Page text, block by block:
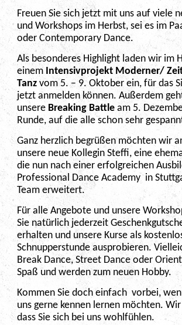
Freuen Sie sich jetzt mit uns auf viele
und Workshops im Herbst, sei es im
oder Contemporary Dance.
Als besonderes Highlight laden wir im
einem Intensivprojekt Moderner/ Z
Tanz vom 5. – 9. Oktober ein, für das
jetzt anmelden können. Außerdem
unsere Breaking Battle am 5.
Runde, auf die alle schon sehr
Ganz herzlich begrüßen möchten wir
unsere neue Kollegin Steffi, eine
die nun nach einer erfolgreichen
Professional Dance Academy in
Team erweitert.
Für alle Angebote und unsere
Sie natürlich jederzeit
erhalten und unsere Kurse als
Schnupperstunde ausprobieren.
Break Dance, Street Dance oder
Spaß und werden zum neuen Hobby.
Kommen Sie doch einfach vorbei,
uns gerne kennen lernen möchten.
dass Sie sich bei uns wohlfühlen.